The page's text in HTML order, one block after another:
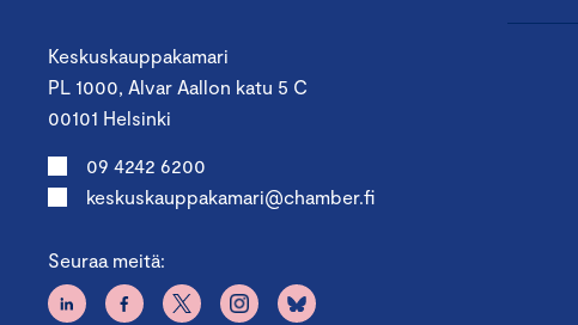
Keskuskauppakamari
PL 1000, Alvar Aallon katu 5 C
00101 Helsinki
09 4242 6200
keskuskauppakamari@chamber.fi
Seuraa meitä: